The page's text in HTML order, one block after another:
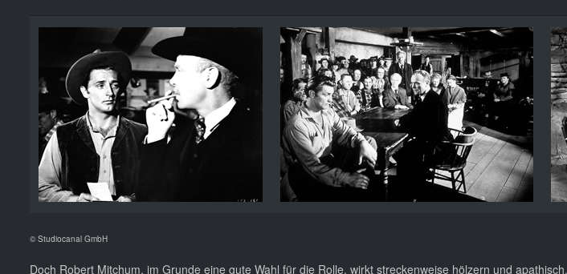
© Studiocanal GmbH
Doch Robert Mitchum, im Grunde eine gute Wahl für die Rolle, wirkt streckenweise hölzern und